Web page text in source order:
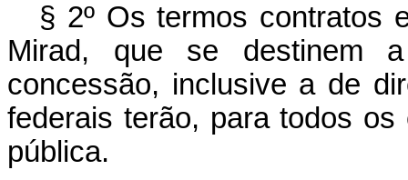
§ 2º Os termos contratos
Mirad, que se destinem
concessão, inclusive a de
federais terão, para todos
pública.